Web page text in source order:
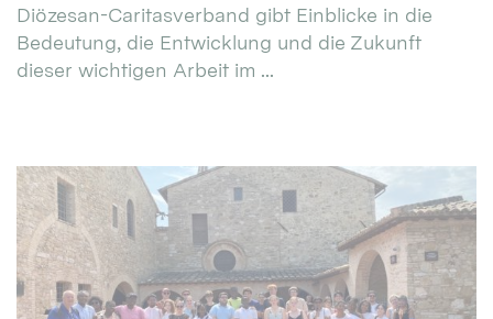
Diözesan-Caritasverband gibt Einblicke in die
Bedeutung, die Entwicklung und die Zukunft
dieser wichtigen Arbeit im ...